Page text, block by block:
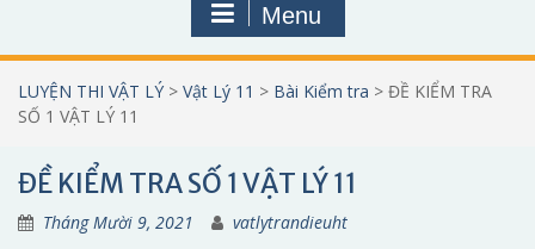
Menu
LUYỆN THI VẬT LÝ > Vật Lý 11 > Bài Kiểm tra > ĐỀ KIỂM TRA
SỐ 1 VẬT LÝ 11
ĐỀ KIỂM TRA SỐ 1 VẬT LÝ 11
Tháng Mười 9, 2021 vatlytrandieuht